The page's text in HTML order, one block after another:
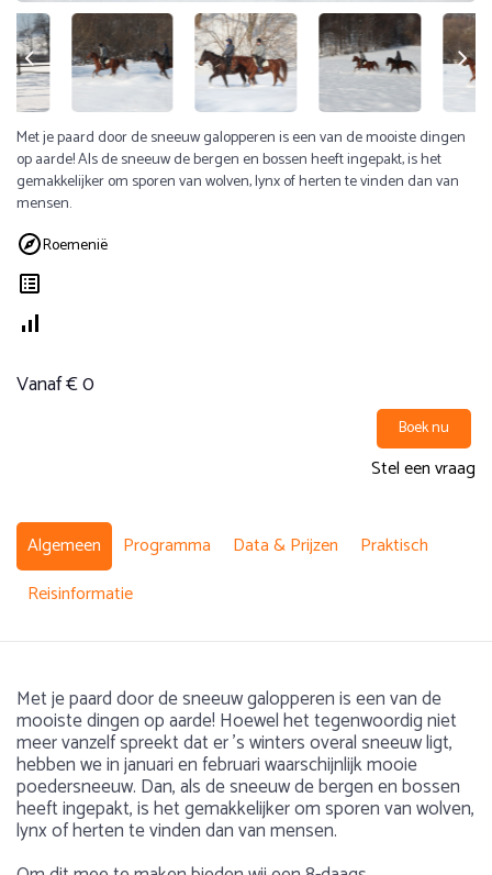
Met je paard door de sneeuw galopperen is een van de mooiste dingen
op aarde! Als de sneeuw de bergen en bossen heeft ingepakt, is het
gemakkelijker om sporen van wolven, lynx of herten te vinden dan van
mensen.
Roemenië
Vanaf € 0
Boek nu
Stel een vraag
Algemeen Programma Data & Prijzen
Praktisch
Reisinformatie
Met je paard door de sneeuw galopperen is een van de
mooiste dingen op aarde! Hoewel het tegenwoordig niet
meer vanzelf spreekt dat er ’s winters overal sneeuw ligt,
hebben we in januari en februari waarschijnlijk mooie
poedersneeuw. Dan, als de sneeuw de bergen en bossen
heeft ingepakt, is het gemakkelijker om sporen van wolven,
lynx of herten te vinden dan van mensen.